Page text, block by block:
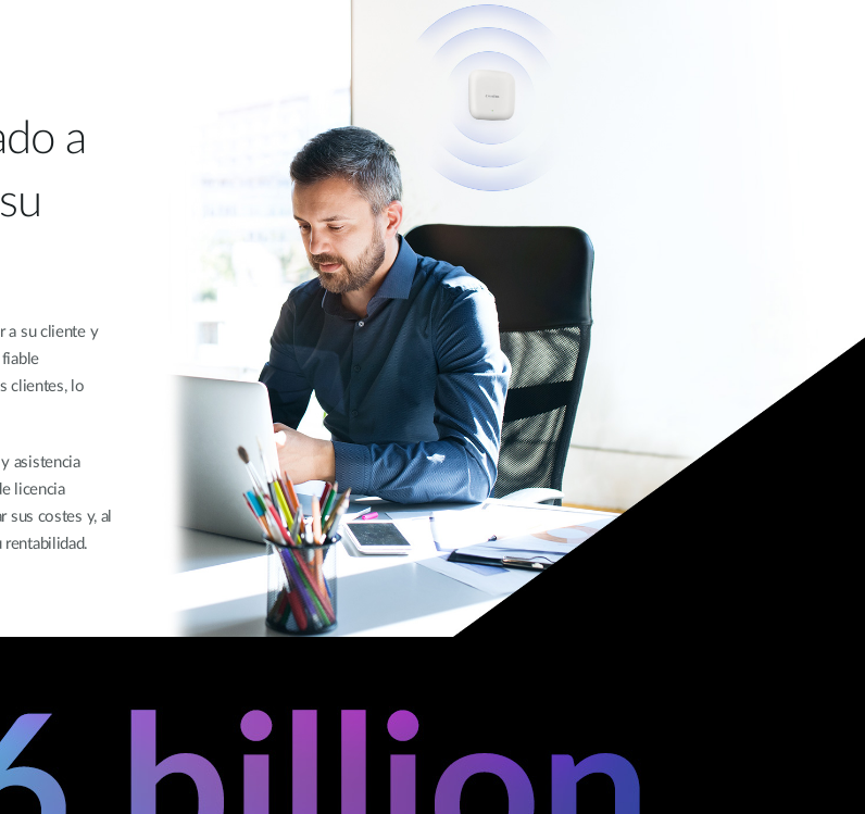
a
a su cliente y
clientes, lo
asistencia
licencia
sus costes y, al
rentabilidad.